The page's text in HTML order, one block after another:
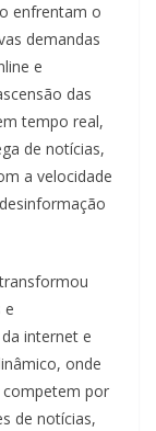
enfrentam o
demandas
e
das
tempo real,
de notícias,
a velocidade
e
internet e
onde
competem por
de notícias,